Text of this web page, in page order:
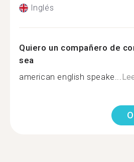
Inglés
Quiero un compañero de
sea
american english speake...